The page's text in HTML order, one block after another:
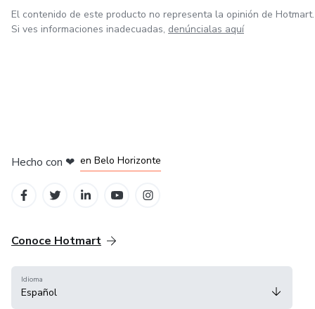
El contenido de este producto no representa la opinión de Hotmart.
Si ves informaciones inadecuadas, denúncialas aquí
Hecho con ❤ en Belo Horizonte
Conoce Hotmart
Idioma
Español